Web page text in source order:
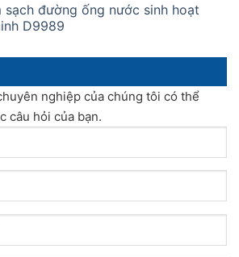
sạch đường ống nước sinh hoạt
D9989
nghiệp của chúng tôi có thể
câu hỏi của bạn.